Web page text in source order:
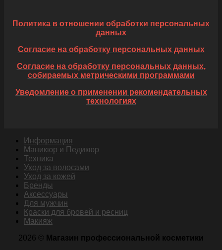
Политика в отношении обработки персональных
данных
Согласие на обработку персональных данных
Согласие на обработку персональных данных,
собираемых метрическими программами
Уведомление о применении рекомендательных
технологиях
Информация
Маникюр и Педикюр
Техника
Уход за волосами
Уход за кожей
Бренды
Аксессуары
Для мужчин
Краски для бровей и ресниц
Макияж
2026 ©
Магазин профессиональной косметики